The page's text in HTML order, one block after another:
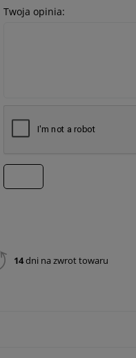
Twoja opinia:
14dni na zwrot towaru